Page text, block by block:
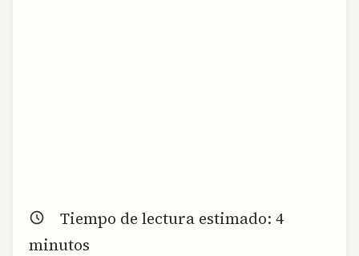
Tiempo de lectura estimado: 4
minutos